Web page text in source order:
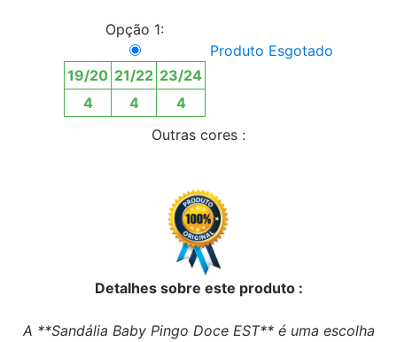
Opção 1:
19/20 21/22 23/24
4
4 4
Produto Esgotado
Outras cores :
Detalhes sobre este produto :
A **Sandália Baby Pingo Doce EST** é uma escolha